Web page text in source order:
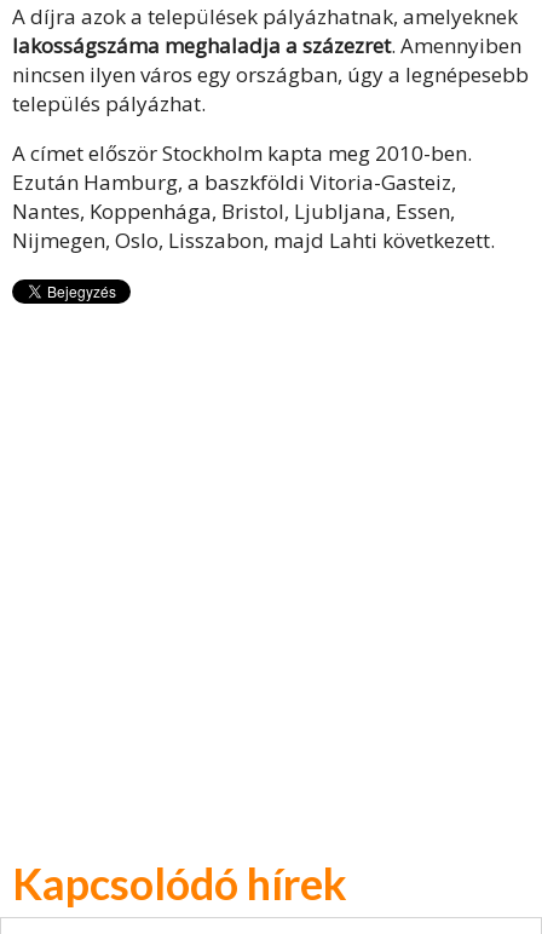
A díjra azok a települések pályázhatnak, amelyeknek
lakosságszáma meghaladja a százezret. Amennyiben
nincsen ilyen város egy országban, úgy a legnépesebb
település pályázhat.
A címet először Stockholm kapta meg 2010-ben.
Ezután Hamburg, a baszkföldi Vitoria-Gasteiz,
Nantes, Koppenhága, Bristol, Ljubljana, Essen,
Nijmegen, Oslo, Lisszabon, majd Lahti következett.
Kapcsolódó hírek